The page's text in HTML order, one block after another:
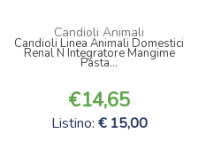
Candioli Animali
Candioli Linea Animali Domestici
Renal N Integratore Mangime
Pasta...
14,65
Listino: 15,00